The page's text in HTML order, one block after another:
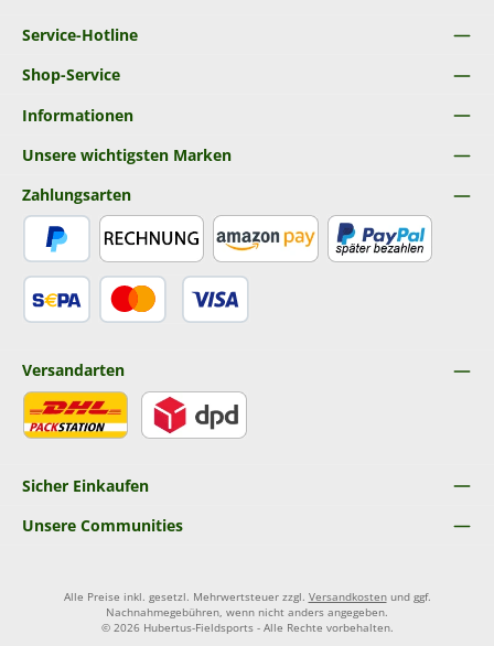
Service-Hotline
Shop-Service
Informationen
Unsere wichtigsten Marken
Sicher Einkaufen
Unsere Communities
Zahlungsarten
Versandarten
Alle Preise inkl. gesetzl. Mehrwertsteuer zzgl. Versandkostenund ggf.
Nachnahmegebühren, wenn nicht anders angegeben.
© 2026 Hubertus-Fieldsports - Alle Rechte vorbehalten.